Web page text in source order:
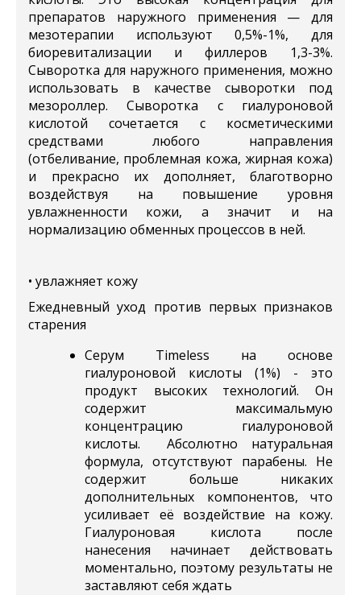
препаратов наружного применения — для
мезотерапии используют 0,5%-1%, для
биоревитализации и филлеров 1,3-3%.
Сыворотка для наружного применения, можно
использовать в качестве сыворотки под
мезороллер. Сыворотка с гиалуроновой
кислотой сочетается с косметическими
средствами любого направления
(отбеливание, проблемная кожа, жирная кожа)
и прекрасно их дополняет, благотворно
воздействуя на повышение уровня
увлажненности кожи, а значит и на
нормализацию обменных процессов в ней.
• увлажняет кожу
Ежедневный уход против первых признаков
старения
Серум Timeless на основе
гиалуроновой кислоты (1%) - это
продукт высоких технологий. Он
содержит максимальмую
концентрацию гиалуроновой
кислоты. Абсолютно натуральная
формула, отсутствуют парабены. Не
содержит больше никаких
дополнительных компонентов, что
усиливает её воздействие на кожу.
Гиалуроновая кислота после
нанесения начинает действовать
моментально, поэтому результаты не
заставляют себя ждать